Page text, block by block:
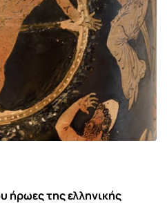
ήρωες της ελληνικής